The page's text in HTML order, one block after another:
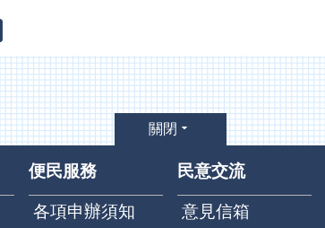
關閉
便民服務
各項申辦須知
民意交流
意見信箱